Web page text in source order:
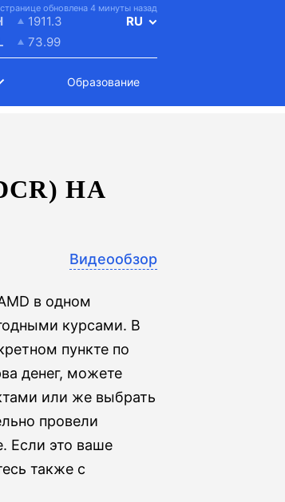
обновлена 4 минуты назад
1911.3
73.99
RU
Образование
НА
Видеообзор
в одном
курсами. В
пункте по
денег, можете
или же выбрать
провели
Если это ваше
также с